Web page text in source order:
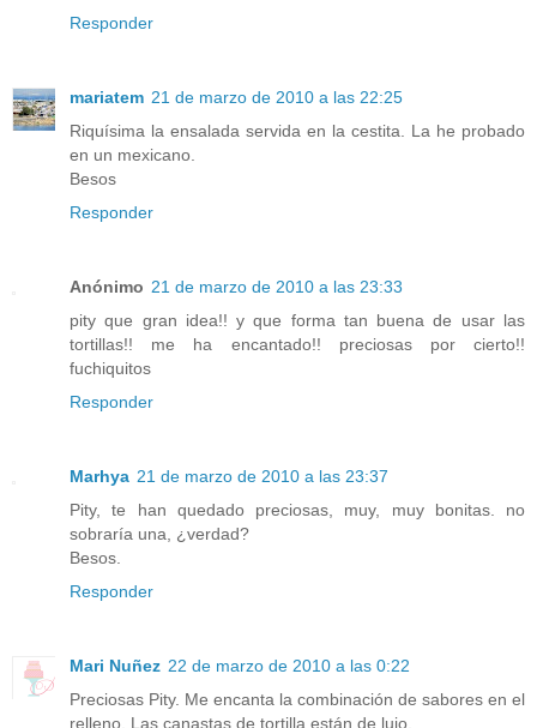
Responder
mariatem 21 de marzo de 2010 a las 22:25
Riquísima la ensalada servida en la cestita. La he probado
en un mexicano.
Besos
Responder
Anónimo 21 de marzo de 2010 a las 23:33
pity que gran idea!! y que forma tan buena de usar las
tortillas!! me ha encantado!! preciosas por cierto!!
fuchiquitos
Responder
Marhya 21 de marzo de 2010 a las 23:37
Pity, te han quedado preciosas, muy, muy bonitas. no
sobraría una, ¿verdad?
Besos.
Responder
Mari Nuñez 22 de marzo de 2010 a las 0:22
Preciosas Pity. Me encanta la combinación de sabores en el
relleno. Las canastas de tortilla están de lujo.